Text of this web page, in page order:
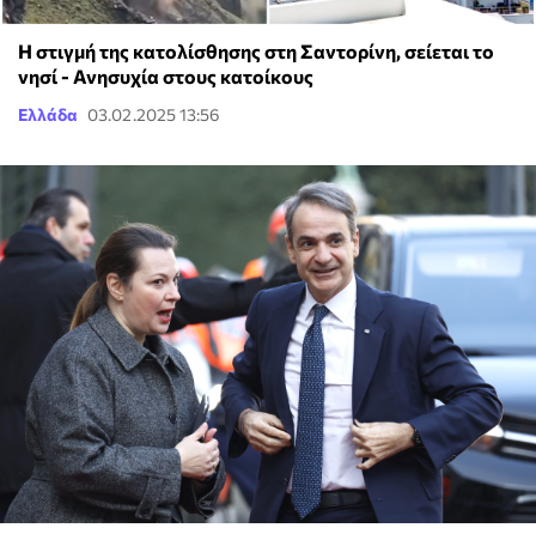
Η στιγμή της κατολίσθησης στη Σαντορίνη, σείεται το
νησί - Ανησυχία στους κατοίκους
Ελλάδα 03.02.2025 13:56